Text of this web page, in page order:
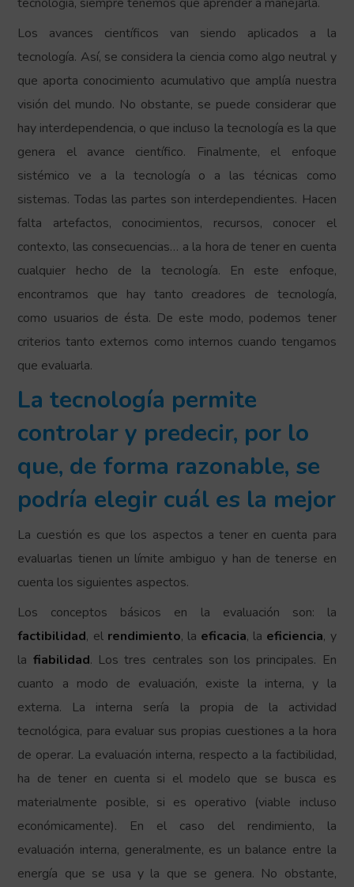
Los avances científicos van siendo aplicados a la
tecnología. Así, se considera la ciencia como algo neutral y
que aporta conocimiento acumulativo que amplía nuestra
visión del mundo. No obstante, se puede considerar que
hay interdependencia, o que incluso la tecnología es la que
genera el avance científico. Finalmente, el enfoque
sistémico ve a la tecnología o a las técnicas como
sistemas. Todas las partes son interdependientes. Hacen
falta artefactos, conocimientos, recursos, conocer el
contexto, las consecuencias… a la hora de tener en cuenta
cualquier hecho de la tecnología. En este enfoque,
encontramos que hay tanto creadores de tecnología,
como usuarios de ésta. De este modo, podemos tener
criterios tanto externos como internos cuando tengamos
que evaluarla.
La tecnología permite
controlar y predecir, por lo
que, de forma razonable, se
podría elegir cuál es la mejor
La cuestión es que los aspectos a tener en cuenta para
evaluarlas tienen un límite ambiguo y han de tenerse en
cuenta los siguientes aspectos.
Los conceptos básicos en la evaluación son: la
factibilidad, el rendimiento, la eficacia, la eficiencia, y
la fiabilidad. Los tres centrales son los principales. En
cuanto a modo de evaluación, existe la interna, y la
externa. La interna sería la propia de la actividad
tecnológica, para evaluar sus propias cuestiones a la hora
de operar. La evaluación interna, respecto a la factibilidad,
ha de tener en cuenta si el modelo que se busca es
materialmente posible, si es operativo (viable incluso
económicamente). En el caso del rendimiento, la
evaluación interna, generalmente, es un balance entre la
energía que se usa y la que se genera. No obstante,